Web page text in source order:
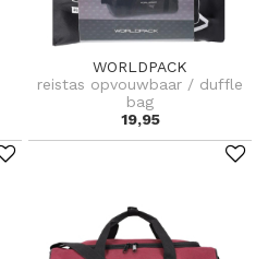
WORLDPACK
reistas opvouwbaar / duffle
bag
19,95